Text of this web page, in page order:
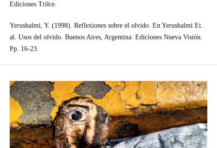
Ediciones Trilce.
Yerushalmi, Y. (1998). Reflexiones sobre el olvido. En Yerushalmi Et.
al. Usos del olvido. Buenos Aires, Argentina: Ediciones Nueva Visión.
Pp. 16-23.